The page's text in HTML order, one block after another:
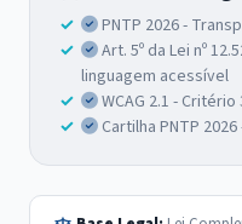
PNTP 2026 -
Art. 5º da Lei nº
linguagem acessível
WCAG 2.1 -
Cartilha PNTP